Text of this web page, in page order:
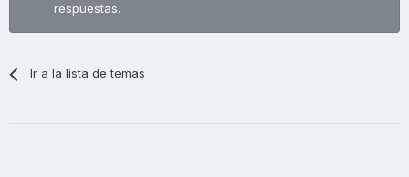
respuestas.
Ir a la lista de temas